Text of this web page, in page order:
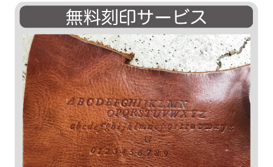
ダークブラウン
11,500円(税込12,650円)